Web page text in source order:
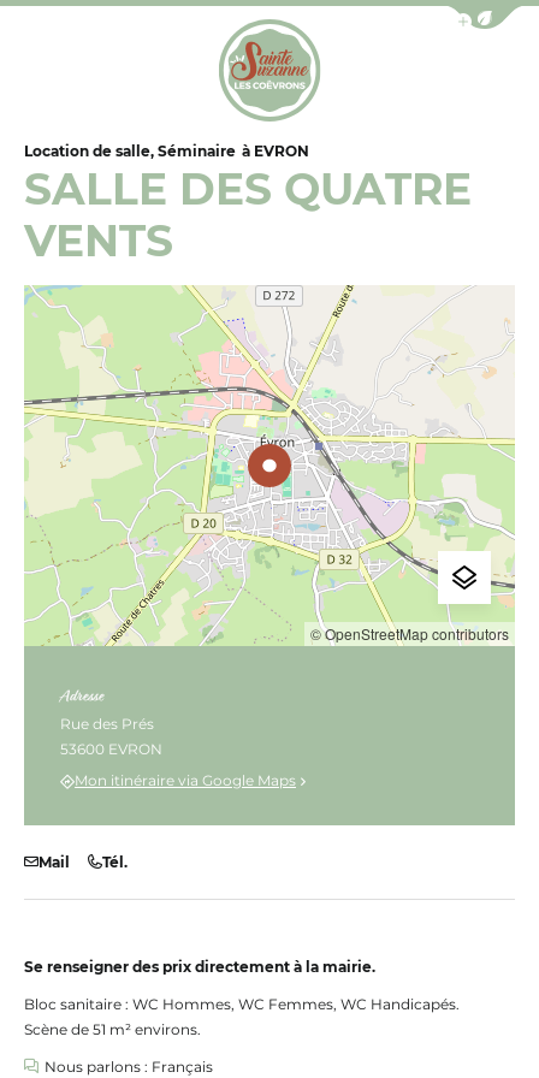
Afficher la
Location de salle, Séminaire à EVRON
SALLE DES QUATRE
VENTS
Se renseigner des prix directement à la mairie.
Bloc sanitaire : WC Hommes, WC Femmes, WC Handicapés.
Scène de 51 m² environs.
Nous parlons : Français
© OpenStreetMap contributors
Adresse
Rue des Prés
53600 EVRON
Mon itinéraire via Google Maps
Mail Tél.